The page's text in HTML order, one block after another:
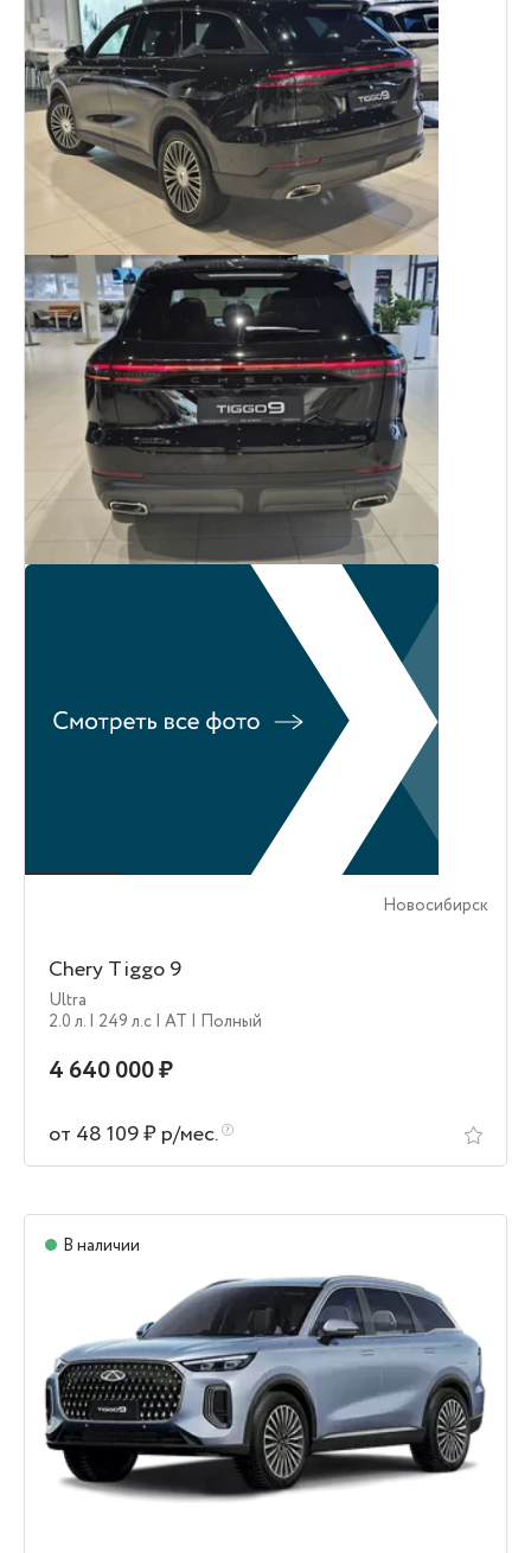
Новосибирск
Chery Tiggo 9
Ultra
2.0 л. | 249 л.c | AT | Полный
4 640 000 ₽
от 48 109 ₽ р/мес.
В наличии